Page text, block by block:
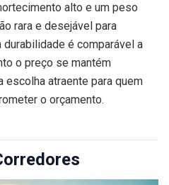
alto e um peso
rara e desejável para
é comparável a
o preço se mantém
escolha atraente para quem
o orçamento.